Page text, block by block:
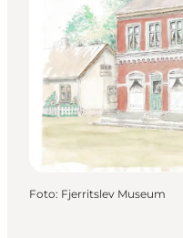
Foto: Fjerritslev Museum